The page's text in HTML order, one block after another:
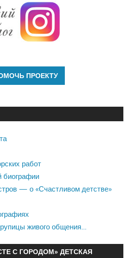
работ
биографии
— о «Счастливом детстве»
живого общения…
С ГОРОДОМ» ДЕТСКАЯ